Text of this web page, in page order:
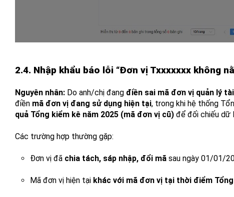
2.4. Nhập khẩu báo lỗi “Đơn vị Txxxxxxx không
Nguyên nhân: Do anh/chị đang điền sai mã đơn vị quản lý
điền mã đơn vị đang sử dụng hiện tại, trong khi hệ thống
quả Tổng kiểm kê năm 2025 (mã đơn vị cũ) để đối chiếu dữ
Các trường hợp thường gặp:
Đơn vị đã chia tách, sáp nhập, đổi mã sau ngày 01/01/
Mã đơn vị hiện tại khác với mã đơn vị tại thời điểm